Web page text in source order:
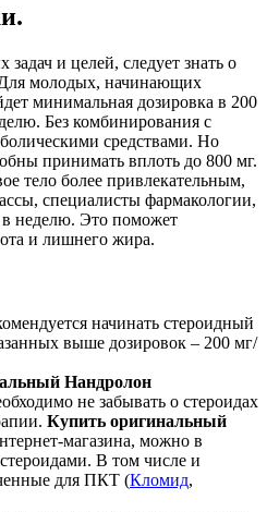
и целей, следует знать о
молодых, начинающих
минимальная дозировка в 200
Без комбинирования с
средствами. Но
принимать вплоть до 800 мг.
тело более привлекательным,
специалисты фармакологии,
неделю. Это поможет
и лишнего жира.
начинать стероидный
выше дозировок – 200 мг/
Нандролон
не забывать о стероидах
Купить оригинальный
магазина, можно в
В том числе и
для ПКТ (Кломид,